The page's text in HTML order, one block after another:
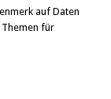
auf Daten
für